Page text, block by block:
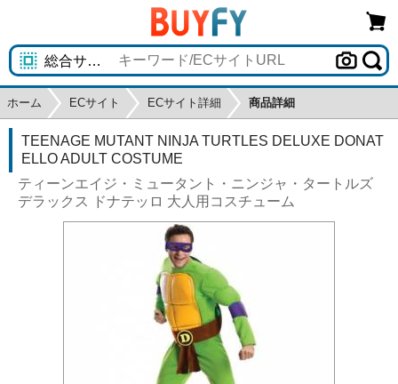
ホーム ECサイト ECサイト詳細 商品詳細
TEENAGE MUTANT NINJA TURTLES DELUXE DONAT
ELLO ADULT COSTUME
ティーンエイジ・ミュータント・ニンジャ・タートルズ
デラックス ドナテッロ 大人用コスチューム